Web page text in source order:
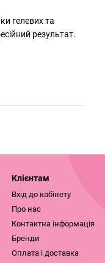
гелевих та
результат.
Клієнтам
Вхід до кабінету
Про нас
Контактна інформація
Бренди
Оплата і доставка